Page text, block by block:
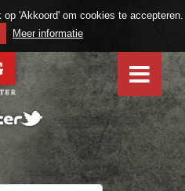
'Akkoord' om cookies te accepteren.
Meer informatie